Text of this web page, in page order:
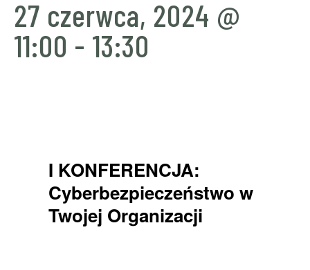
27 czerwca, 2024 @
11:00 - 13:30
I KONFERENCJA:
Cyberbezpieczeństwo w
Twojej Organizacji